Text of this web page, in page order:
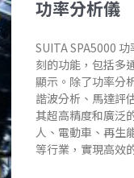
功率分析儀
SUITA SPA5000
刻的功能，包括多
顯示。除了功率分
諧波分析、馬達評
其超高精度和廣泛
人、電動車、再生
等行業，實現高效